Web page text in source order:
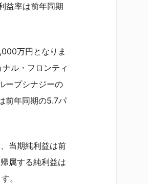
益率は前年同期
万円となりま
ル・フロンティ
ープシナジーの
前年同期の5.7パ
当期純利益は前
属する純利益は
。